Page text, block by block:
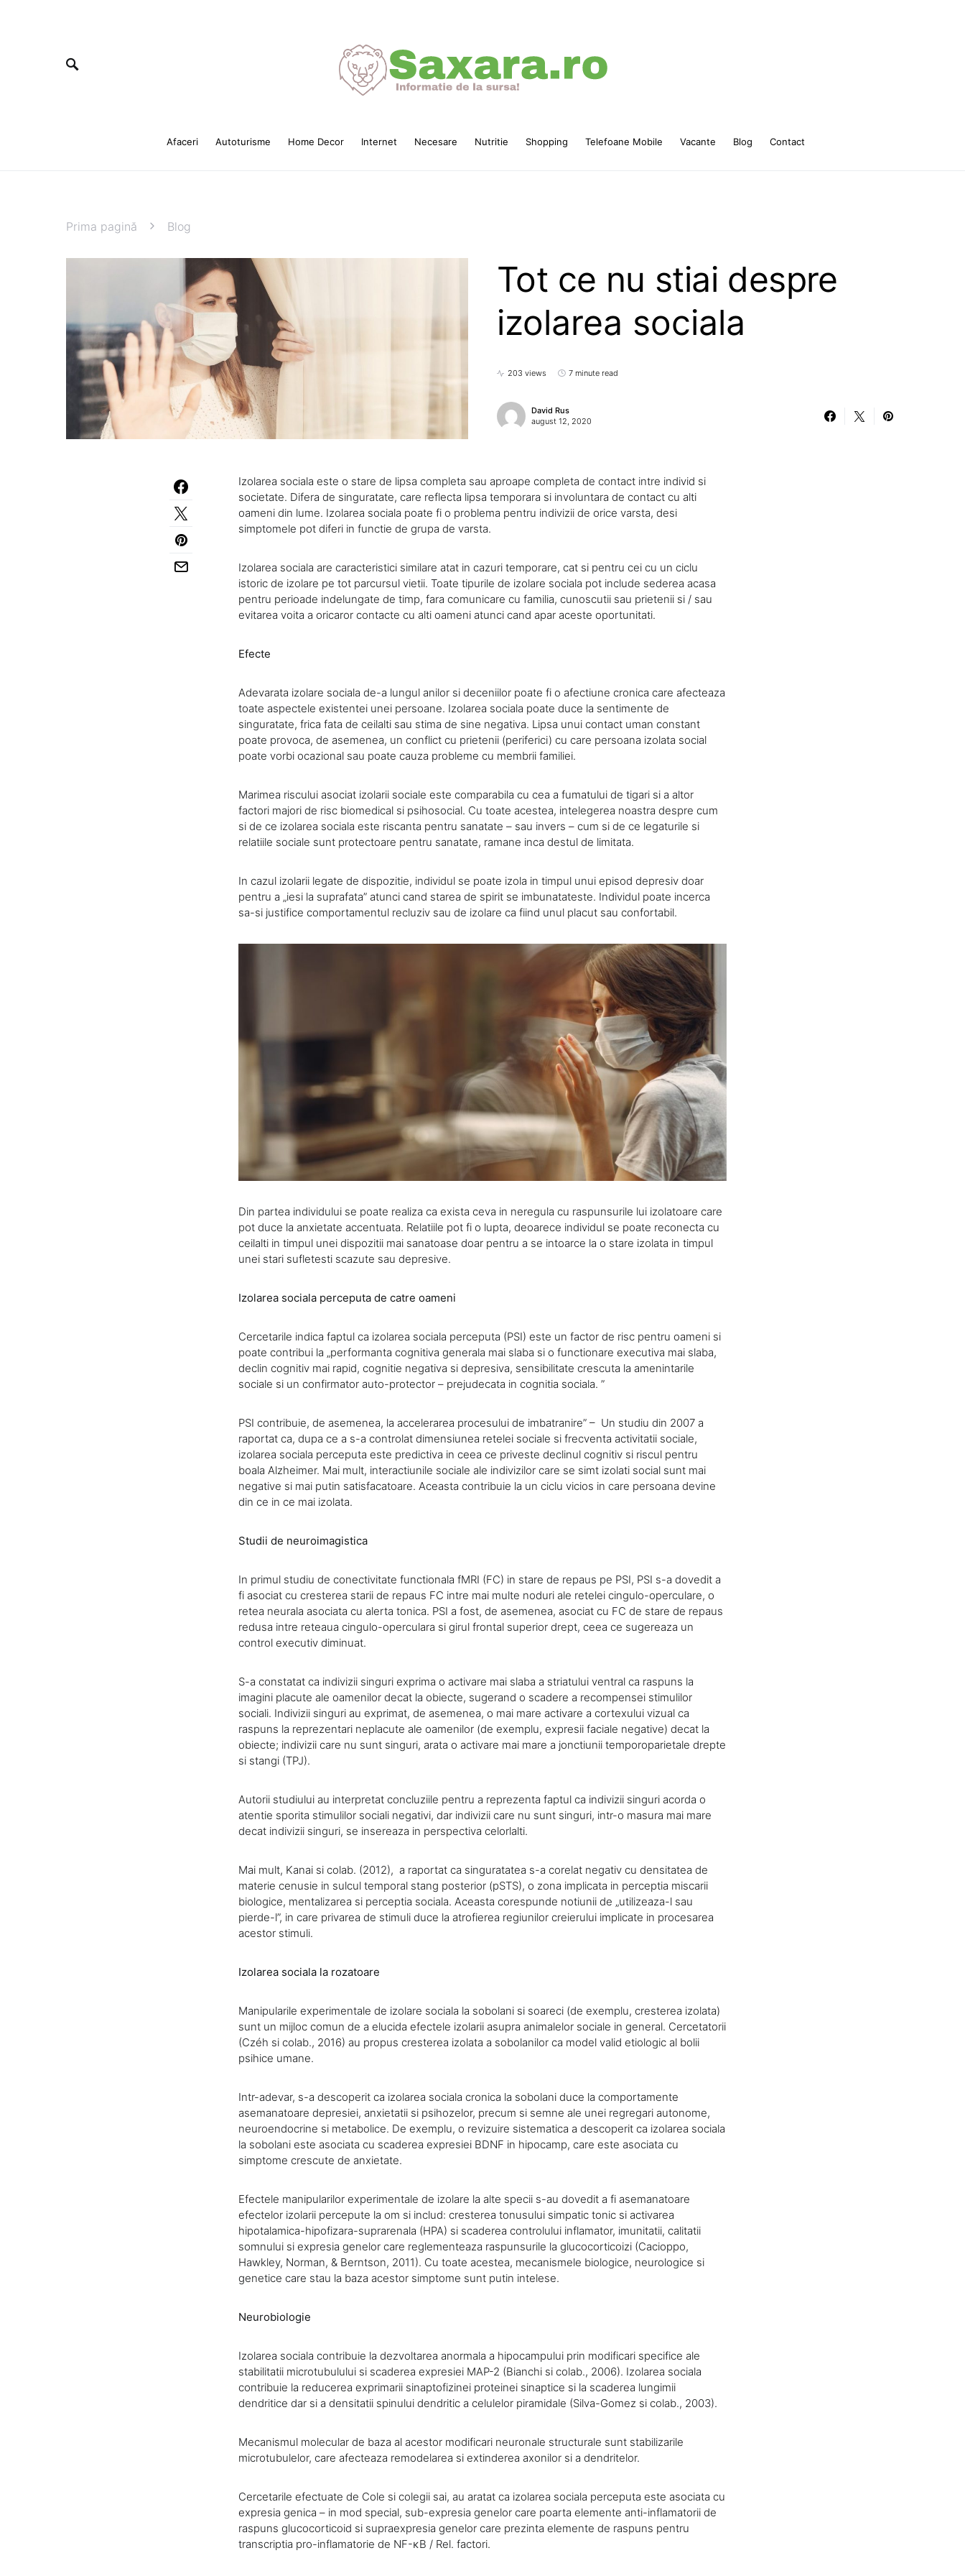
Afaceri Autoturisme Home Decor Internet Necesare Nutritie Shopping Telefoane Mobile Vacante Blog Contact
Prima pagină Blog
Tot ce nu stiai despre
izolarea sociala
203 views 7 minute read
David Rus
august 12, 2020
Izolarea sociala este o stare de lipsa completa sau aproape completa de contact intre individ si
societate. Difera de singuratate, care reflecta lipsa temporara si involuntara de contact cu alti
oameni din lume. Izolarea sociala poate fi o problema pentru indivizii de orice varsta, desi
simptomele pot diferi in functie de grupa de varsta.
Izolarea sociala are caracteristici similare atat in ​​cazuri temporare, cat si pentru cei cu un ciclu
istoric de izolare pe tot parcursul vietii. Toate tipurile de izolare sociala pot include sederea acasa
pentru perioade indelungate de timp, fara comunicare cu familia, cunoscutii sau prietenii si / sau
evitarea voita a oricaror contacte cu alti oameni atunci cand apar aceste oportunitati.
Efecte
Adevarata izolare sociala de-a lungul anilor si deceniilor poate fi o afectiune cronica care afecteaza
toate aspectele existentei unei persoane. Izolarea sociala poate duce la sentimente de
singuratate, frica fata de ceilalti sau stima de sine negativa. Lipsa unui contact uman constant
poate provoca, de asemenea, un conflict cu prietenii (periferici) cu care persoana izolata social
poate vorbi ocazional sau poate cauza probleme cu membrii familiei.
Marimea riscului asociat izolarii sociale este comparabila cu cea a fumatului de tigari si a altor
factori majori de risc biomedical si psihosocial. Cu toate acestea, intelegerea noastra despre cum
si de ce izolarea sociala este riscanta pentru sanatate – sau invers – cum si de ce legaturile si
relatiile sociale sunt protectoare pentru sanatate, ramane inca destul de limitata.
In cazul izolarii legate de dispozitie, individul se poate izola in timpul unui episod depresiv doar
pentru a „iesi la suprafata” atunci cand starea de spirit se imbunatateste. Individul poate incerca
sa-si justifice comportamentul recluziv sau de izolare ca fiind unul placut sau confortabil.
Din partea individului se poate realiza ca exista ceva in neregula cu raspunsurile lui izolatoare care
pot duce la anxietate accentuata. Relatiile pot fi o lupta, deoarece individul se poate reconecta cu
ceilalti in timpul unei dispozitii mai sanatoase doar pentru a se intoarce la o stare izolata in timpul
unei stari sufletesti scazute sau depresive.
Izolarea sociala perceputa de catre oameni
Cercetarile indica faptul ca izolarea sociala perceputa (PSI) este un factor de risc pentru oameni si
poate contribui la „performanta cognitiva generala mai slaba si o functionare executiva mai slaba,
declin cognitiv mai rapid, cognitie negativa si depresiva, sensibilitate crescuta la amenintarile
sociale si un confirmator auto-protector – prejudecata in cognitia sociala. ”
PSI contribuie, de asemenea, la accelerarea procesului de imbatranire” – Un studiu din 2007 a
raportat ca, dupa ce a s-a controlat dimensiunea retelei sociale si frecventa activitatii sociale,
izolarea sociala perceputa este predictiva in ceea ce priveste declinul cognitiv si riscul pentru
boala Alzheimer. Mai mult, interactiunile sociale ale indivizilor care se simt izolati social sunt mai
negative si mai putin satisfacatoare. Aceasta contribuie la un ciclu vicios in care persoana devine
din ce in ce mai izolata.
Studii de neuroimagistica
In primul studiu de conectivitate functionala fMRI (FC) in stare de repaus pe PSI, PSI s-a dovedit a
fi asociat cu cresterea starii de repaus FC intre mai multe noduri ale retelei cingulo-operculare, o
retea neurala asociata cu alerta tonica. PSI a fost, de asemenea, asociat cu FC de stare de repaus
redusa intre reteaua cingulo-operculara si girul frontal superior drept, ceea ce sugereaza un
control executiv diminuat.
S-a constatat ca indivizii singuri exprima o activare mai slaba a striatului ventral ca raspuns la
imagini placute ale oamenilor decat la obiecte, sugerand o scadere a recompensei stimulilor
sociali. Indivizii singuri au exprimat, de asemenea, o mai mare activare a cortexului vizual ca
raspuns la reprezentari neplacute ale oamenilor (de exemplu, expresii faciale negative) decat la
obiecte; indivizii care nu sunt singuri, arata o activare mai mare a jonctiunii temporoparietale drepte
si stangi (TPJ).
Autorii studiului au interpretat concluziile pentru a reprezenta faptul ca indivizii singuri acorda o
atentie sporita stimulilor sociali negativi, dar indivizii care nu sunt singuri, intr-o masura mai mare
decat indivizii singuri, se insereaza in perspectiva celorlalti.
Mai mult, Kanai si colab. (2012), a raportat ca singuratatea s-a corelat negativ cu densitatea de
materie cenusie in sulcul temporal stang posterior (pSTS), o zona implicata in perceptia miscarii
biologice, mentalizarea si perceptia sociala. Aceasta corespunde notiunii de „utilizeaza-l sau
pierde-l”, in care privarea de stimuli duce la atrofierea regiunilor creierului implicate in procesarea
acestor stimuli.
Izolarea sociala la rozatoare
Manipularile experimentale de izolare sociala la sobolani si soareci (de exemplu, cresterea izolata)
sunt un mijloc comun de a elucida efectele izolarii asupra animalelor sociale in general. Cercetatorii
(Czéh si colab., 2016) au propus cresterea izolata a sobolanilor ca model valid etiologic al bolii
psihice umane.
Intr-adevar, s-a descoperit ca izolarea sociala cronica la sobolani duce la comportamente
asemanatoare depresiei, anxietatii si psihozelor, precum si semne ale unei regregari autonome,
neuroendocrine si metabolice. De exemplu, o revizuire sistematica a descoperit ca izolarea sociala
la sobolani este asociata cu scaderea expresiei BDNF in hipocamp, care este asociata cu
simptome crescute de anxietate.
Efectele manipularilor experimentale de izolare la alte specii s-au dovedit a fi asemanatoare
efectelor izolarii percepute la om si includ: cresterea tonusului simpatic tonic si activarea
hipotalamica-hipofizara-suprarenala (HPA) si scaderea controlului inflamator, imunitatii, calitatii
somnului si expresia genelor care reglementeaza raspunsurile la glucocorticoizi (Cacioppo,
Hawkley, Norman, & Berntson, 2011). Cu toate acestea, mecanismele biologice, neurologice si
genetice care stau la baza acestor simptome sunt putin intelese.
Neurobiologie
Izolarea sociala contribuie la dezvoltarea anormala a hipocampului prin modificari specifice ale
stabilitatii microtubulului si scaderea expresiei MAP-2 (Bianchi si colab., 2006). Izolarea sociala
contribuie la reducerea exprimarii sinaptofizinei proteinei sinaptice si la scaderea lungimii
dendritice dar si a densitatii spinului dendritic a celulelor piramidale (Silva-Gomez si colab., 2003).
Mecanismul molecular de baza al acestor modificari neuronale structurale sunt stabilizarile
microtubulelor, care afecteaza remodelarea si extinderea axonilor si a dendritelor.
Cercetarile efectuate de Cole si colegii sai, au aratat ca izolarea sociala perceputa este asociata cu
expresia genica – in mod special, sub-expresia genelor care poarta elemente anti-inflamatorii de
raspuns glucocorticoid si supraexpresia genelor care prezinta elemente de raspuns pentru
transcriptia pro-inflamatorie de NF-κB / Rel. factori.